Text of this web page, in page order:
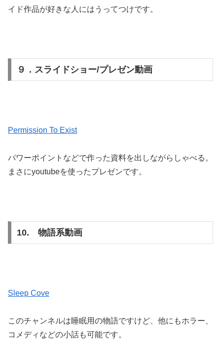
イド作品が好きな人にはうってつけです。
９．スライドショー/プレゼン動画
Permission To Exist
パワーポイントなどで作った資料を出しながらしゃべる。
まさにyoutubeを使ったプレゼンです。
10. 物語系動画
Sleep Cove
このチャンネルは睡眠用の物語ですけど、他にもホラー、
コメディなどの小話も可能です。